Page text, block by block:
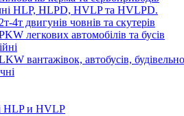
HLP, HLPD, HVLP та HVLPD.
4т двигунів човнів та скутерів
легкових автомобілів та бусів
вантажівок, автобусів,
HLP и HVLP